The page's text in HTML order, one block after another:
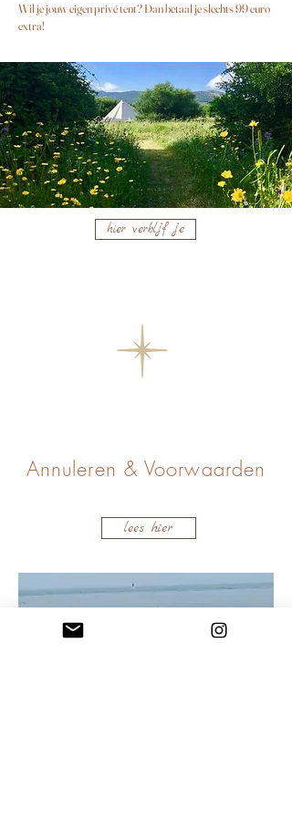
Wil je jouw eigen privé tent? Dan betaal je slechts 99 euro
extra!
hier verbljf je
Annuleren & Voorwaarden
lees hier